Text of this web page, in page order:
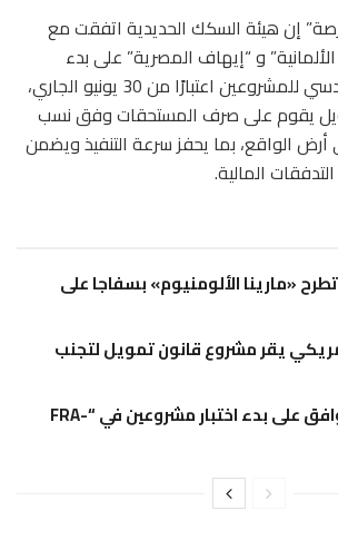
إن هيئة السكك الحديدية اتفقت مع
و “إيهاف المصرية” على بدء
أعمال الإشراف الهندسي للمشروعين اعتبارًا من 30 يونيو الجاري،
يقوم على صرف المستحقات وفق نسب
الواقع، بما يحفز سرعة التنفيذ ويضمن
المالية.
«مارينا الألومنيوم» بسفاجا على
يقر مشروع قانون تمويل لتجنب
“الرقابة المالية” توافق على بدء اختبار مشروعين في “FRA-